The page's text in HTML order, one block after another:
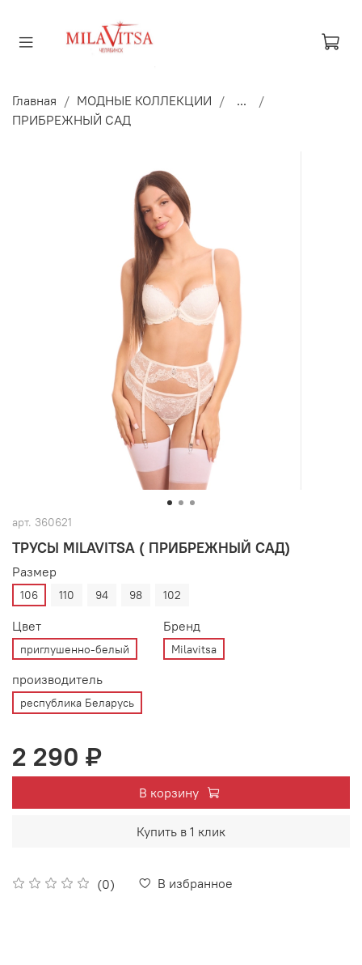
Главная МОДНЫЕ КОЛЛЕКЦИИ
...
ПРИБРЕЖНЫЙ САД
арт. 360621
ТРУСЫ MILAVITSA ( ПРИБРЕЖНЫЙ САД)
(0) В избранное
Размер
106 110 94 98 102
Цвет
приглушенно-белый
Бренд
Milavitsa
производитель
республика Беларусь
2 290 ₽
В корзину
Купить в 1 клик